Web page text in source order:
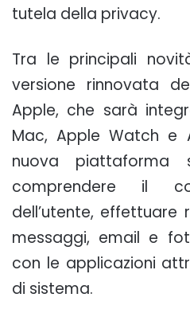
tutela della privacy.
Tra le principali
versione rinnovata
Apple, che sarà
Mac, Apple Watch e
nuova
comprendere il
dell’utente, effettuare
messaggi, email e
con le applicazioni
di sistema.